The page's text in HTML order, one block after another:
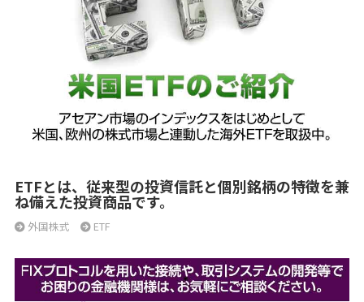
ETFとは、従来型の投資信託と個別銘柄の特徴を兼
ね備えた投資商品です。
外国株式 ETF